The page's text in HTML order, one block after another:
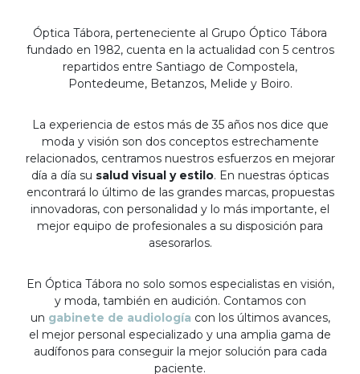
Óptica Tábora, perteneciente al Grupo Óptico Tábora
fundado en 1982, cuenta en la actualidad con 5 centros
repartidos entre Santiago de Compostela,
Pontedeume, Betanzos, Melide y Boiro.
La experiencia de estos más de 35 años nos dice que
moda y visión son dos conceptos estrechamente
relacionados, centramos nuestros esfuerzos en mejorar
día a día su salud visual y estilo. En nuestras ópticas
encontrará lo último de las grandes marcas, propuestas
innovadoras, con personalidad y lo más importante, el
mejor equipo de profesionales a su disposición para
asesorarlos.
En Óptica Tábora no solo somos especialistas en visión,
y moda, también en audición. Contamos con
un gabinete de audiología con los últimos avances,
el mejor personal especializado y una amplia gama de
audífonos para conseguir la mejor solución para cada
paciente.